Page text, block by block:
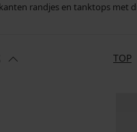
randjes en tanktops met
TOP